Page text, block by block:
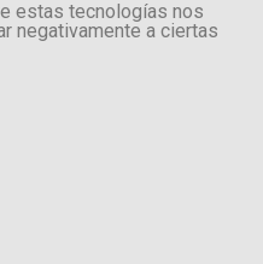
estas tecnologías nos
negativamente a ciertas